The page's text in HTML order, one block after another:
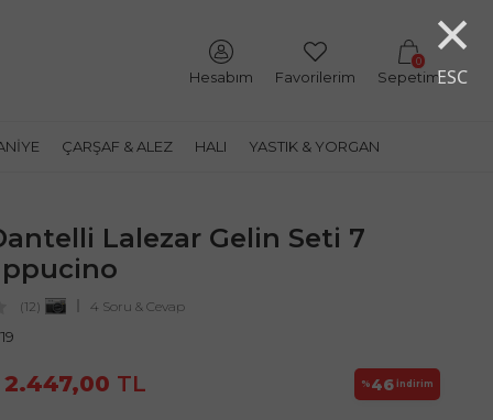
×
ESC
Hesabım Favorilerim
0
Sepetim
ÇARŞAF & ALEZ HALI YASTIK & YORGAN
Lalezar Gelin Seti 7
(12) 4 Soru & Cevap
2.447,00 TL % 46İndirim